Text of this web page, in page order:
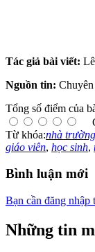
Tác giả bài viết:
Nguồn tin:
Tổng số điểm của
Từ khóa:nhà trường
giáo viên, học sinh,
Bình luận mới
Bạn cần đăng nhập
Những tin